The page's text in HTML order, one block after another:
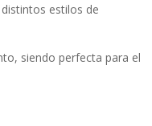
estilos de
siendo perfecta para el